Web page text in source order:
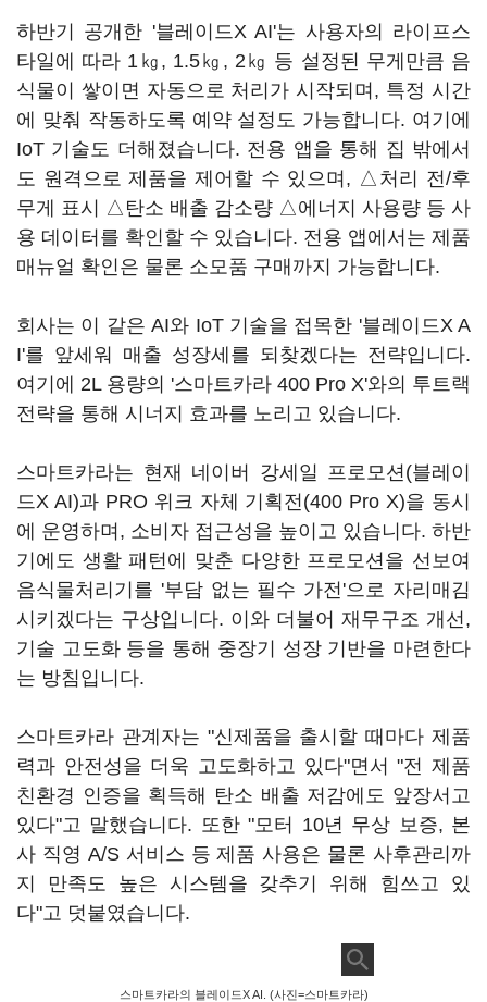
하반기 공개한 '블레이드X AI'는 사용자의 라이프스
타일에 따라 1㎏, 1.5㎏, 2㎏ 등 설정된 무게만큼 음
식물이 쌓이면 자동으로 처리가 시작되며, 특정 시간
에 맞춰 작동하도록 예약 설정도 가능합니다. 여기에
IoT 기술도 더해졌습니다. 전용 앱을 통해 집 밖에서
도 원격으로 제품을 제어할 수 있으며, △처리 전/후
무게 표시 △탄소 배출 감소량 △에너지 사용량 등 사
용 데이터를 확인할 수 있습니다. 전용 앱에서는 제품
매뉴얼 확인은 물론 소모품 구매까지 가능합니다.
회사는 이 같은 AI와 IoT 기술을 접목한 '블레이드X A
I'를 앞세워 매출 성장세를 되찾겠다는 전략입니다.
여기에 2L 용량의 '스마트카라 400 Pro X'와의 투트랙
전략을 통해 시너지 효과를 노리고 있습니다.
스마트카라는 현재 네이버 강세일 프로모션(블레이
드X AI)과 PRO 위크 자체 기획전(400 Pro X)을 동시
에 운영하며, 소비자 접근성을 높이고 있습니다. 하반
기에도 생활 패턴에 맞춘 다양한 프로모션을 선보여
음식물처리기를 '부담 없는 필수 가전'으로 자리매김
시키겠다는 구상입니다. 이와 더불어 재무구조 개선,
기술 고도화 등을 통해 중장기 성장 기반을 마련한다
는 방침입니다.
스마트카라 관계자는 "신제품을 출시할 때마다 제품
력과 안전성을 더욱 고도화하고 있다"면서 "전 제품
친환경 인증을 획득해 탄소 배출 저감에도 앞장서고
있다"고 말했습니다. 또한 "모터 10년 무상 보증, 본
사 직영 A/S 서비스 등 제품 사용은 물론 사후관리까
지 만족도 높은 시스템을 갖추기 위해 힘쓰고 있
다"고 덧붙였습니다.
스마트카라의 블레이드X AI. (사진=스마트카라)